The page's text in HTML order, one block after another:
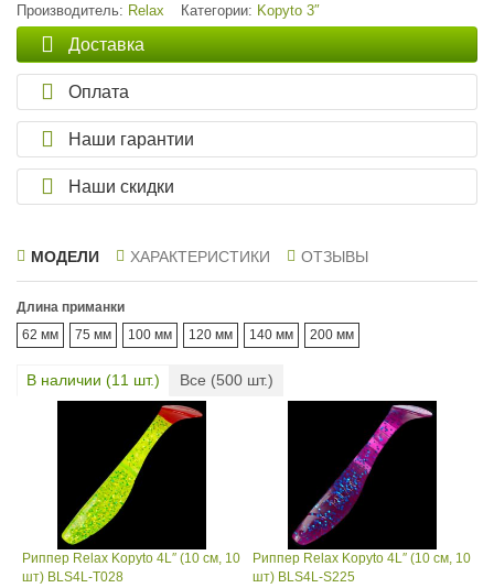
Производитель: Relax Категории: Kopyto 3″
Доставка
Оплата
Наши гарантии
Наши скидки
МОДЕЛИ ХАРАКТЕРИСТИКИ ОТЗЫВЫ
Длина приманки
62 мм
75 мм 100 мм 120 мм 140 мм 200 мм
В наличии (11 шт.) Все (500 шт.)
Риппер Relax Kopyto 4L″ (10 см, 10
шт) BLS4L-T028
Риппер Relax Kopyto 4L″ (10 см, 10
шт) BLS4L-S225